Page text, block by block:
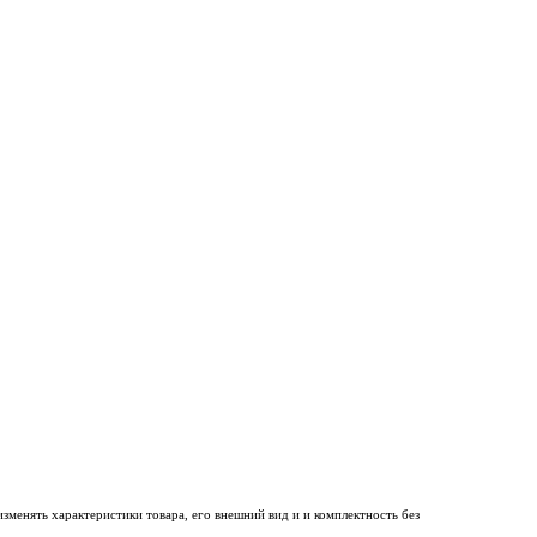
характеристики товара, его внешний вид и и комплектность без